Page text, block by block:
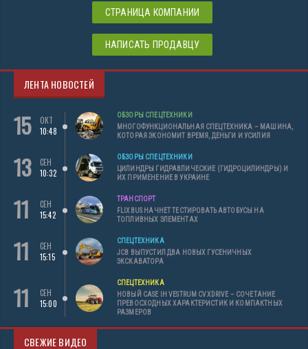
СТРАНИЦА КОМПАНИИ
НАПИСАТЬ ПРОДАВЦУ
ЛЕНТА НОВОСТЕЙ
15
ОКТ
10:48
ОБЗОРЫ СПЕЦТЕХНИКИ
МНОГОФУНКЦИОНАЛЬНАЯ СПЕЦТЕХНИКА – МАШИНА,
КОТОРАЯ ЭКОНОМИТ ВРЕМЯ, ДЕНЬГИ И УСИЛИЯ
13
СЕН
10:32
ОБЗОРЫ СПЕЦТЕХНИКИ
ЦИЛИНДРЫ ГИДРАВЛИЧЕСКИЕ (ГИДРОЦИЛИНДРЫ) И
ИХ ПРИМЕНЕНИЕ В УКРАИНЕ
11
СЕН
15:42
ТРАНСПОРТ
FLIXBUS НАЧНЕТ ТЕСТИРОВАТЬ АВТОБУСЫ НА
ТОПЛИВНЫХ ЭЛЕМЕНТАХ
11
СЕН
15:15
СПЕЦТЕХНИКА
JCB ВЫПУСТИЛ ДВА НОВЫХ ГУСЕНИЧНЫХ
ЭКСКАВАТОРА
11
СЕН
15:00
СПЕЦТЕХНИКА
НОВЫЙ CASE IH VESTRUM CVXDRIVE – СОЧЕТАНИЕ
ПРЕВОСХОДНЫХ ХАРАКТЕРИСТИК И КОМПАКТНЫХ
РАЗМЕРОВ
СВЕЖИЕ ВИДЕО